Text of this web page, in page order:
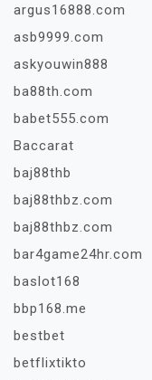
argus16888.com
asb9999.com
askyouwin888
ba88th.com
babet555.com
Baccarat
baj88thb
baj88thbz.com
baj88thbz.com
bar4game24hr.com
baslot168
bbp168.me
bestbet
betflixtikto